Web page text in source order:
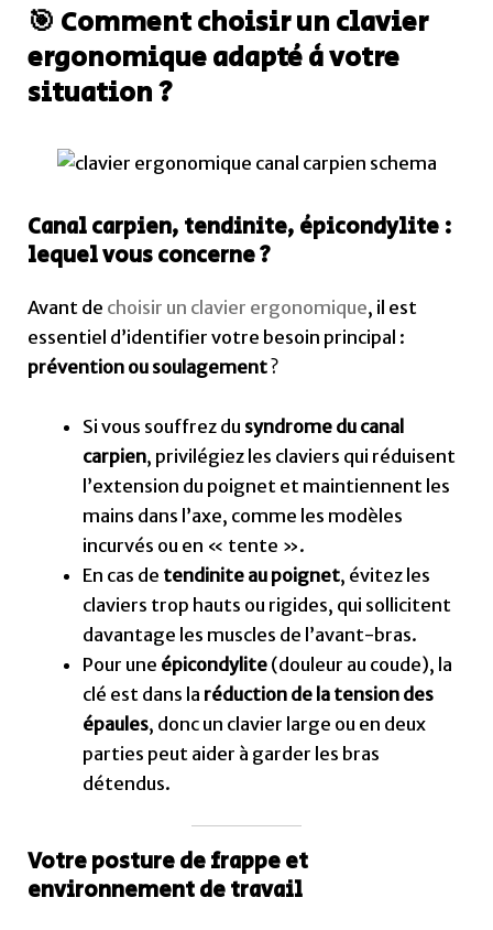
🎯 Comment choisir un clavier
ergonomique adapté à votre
situation ?
Canal carpien, tendinite, épicondylite :
lequel vous concerne ?
Avant de choisir un clavier ergonomique, il est
essentiel d’identifier votre besoin principal :
prévention ou soulagement?
Si vous souffrez du syndrome du canal
carpien, privilégiez les claviers qui réduisent
l’extension du poignet et maintiennent les
mains dans l’axe, comme les modèles
incurvés ou en « tente ».
En cas de tendinite au poignet, évitez les
claviers trop hauts ou rigides, qui sollicitent
davantage les muscles de l’avant-bras.
Pour une épicondylite(douleur au coude), la
clé est dans la réduction de la tension des
épaules, donc un clavier large ou en deux
parties peut aider à garder les bras
détendus.
Votre posture de frappe et
environnement de travail